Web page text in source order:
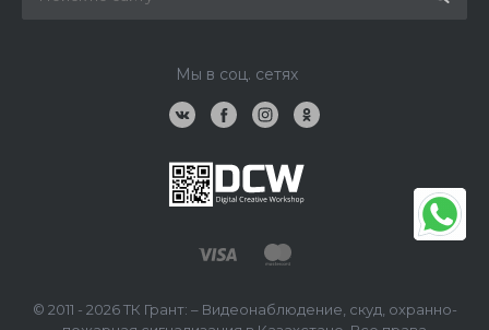
Мы в соц. сетях
© 2011 - 2026 ТК Грант: – Видеонаблюдение, скуд, охранно-